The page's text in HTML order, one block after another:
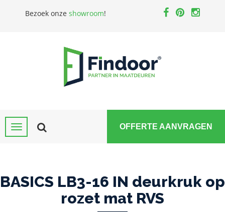
Bezoek onze showroom!
OFFERTE AANVRAGEN
BASICS LB3-16 IN deurkruk op
rozet mat RVS